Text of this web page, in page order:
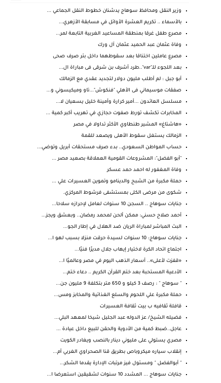
وزير النقل ومحافظ سوهاج يدشنان خطوط النقل الجماعي ...
بالأسماء .. تكريم العشرة الأوائل في مسابقة الأزهري...
مصرع طفل غرقا بمنطقة المساعيد الغربية التابعة لمر...
وفاة عثمان عبد الحميد عثمان آل ورك
مصرع عاملين اختناقا بعد سقوطهما داخل بئر صرف صحى
بعد اللجوء للـ"var"..طرد أشرف بن شرقى فى مباراة ال...
أبو جبل : لم أطلب مليون دولار لتجديد عقدي مع الزمالك
صفقات موسيماني فى الأهلي "فنكوش"...تاو وميكيسوني و...
مسلسل العائدون ...أمير كرارة وأمينة خليل يسعيان لا...
المخابرات تكشف تورط صفوت حجازي في تهريب أكبر كمية ...
«هاشتاغ» المشير طنطاوي الأكثر تداولا في مصر
الزمالك يستغل سقوط الأهلى ويصعد للقمة
حساب المواطن السعودي.. بدء صرف مستحقات أبريل وتوضي...
"أبو الفضل": المشروعات القومية العملاقة بصعيد مصر ...
وفاة المغفور له احمد حمد عسكر
حملة مكبرة من الشبح والدينامو وتموين العسيرات علي ...
شكوى من مرضى الكلى بمستشفى فرشوط المركزي.
جنايات سوهاج .. السجن 10 سنوات لعامل لإحرازه سلاحا...
أحمد صلاح حسني: ممكن ألحن لمحمد رمضان.. وبعشق ويجز...
البث المباشر لمباراة الريان ضد الهلال في إطار الجو...
جنايات سوهاج: 10 سنوات لسيدة حرقت منزلا بسبب لهو ا...
اجتماع اتحاد الكرة لاختيار إيهاب جلال مديرًا فنيًا...
«قفزت لأعلى».. أسعار الذهب اليوم في مصر وعالميًا ا...
الأدعية المستحبة بعد ختم القرآن الكريم .. دعاء ختم...
" سوهاج " : رصف 3 كيلو و 650 متر بتكلفة 9 مليون جن...
حملة مكبرة علي اللحوم والسلع الغذائية والمخابز ومس...
قافلة ثقافيه ب بيت ثقافة العسيرات
فضيله الشيخ/ عز الدوله عبد الجليل شيخا لمعهد البلي...
عاجل..ضبط كمية من الأدوية والحقن للبيع داخل عيادة ...
مصري يستولي على مليوني دينار بالنصب ويغادر الكويت
إنقلاب سياره ميكروباص بطريق قنا الصحراوي الغربي أم...
" أبوالفضل " ومسئول فيز مرتبات الإدارة يقدما الشكر...
جنايات سوهاج ... المشدد 10 سنوات لشقيقين استعرضا ا...